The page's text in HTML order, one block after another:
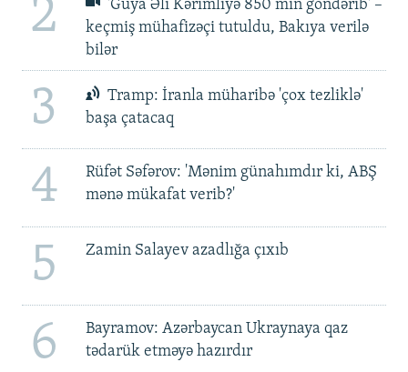
2
'Guya Əli Kərimliyə 850 min göndərib' –
keçmiş mühafizəçi tutuldu, Bakıya verilə
bilər
3
Tramp: İranla müharibə 'çox tezliklə'
başa çatacaq
4
Rüfət Səfərov: 'Mənim günahımdır ki, ABŞ
mənə mükafat verib?'
5 Zamin Salayev azadlığa çıxıb
6
Bayramov: Azərbaycan Ukraynaya qaz
tədarük etməyə hazırdır